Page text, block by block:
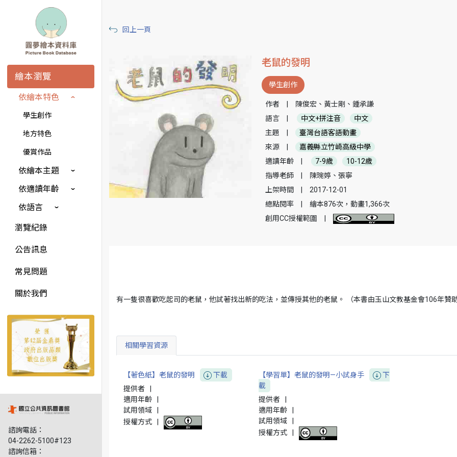
繪本瀏覽
依繪本特色
學生創作
地方特色
優賞作品
依繪本主題
依適讀年齡
依語言
瀏覽紀錄
公告訊息
常見問題
關於我們
諮詢電話：
04-2262-5100#123
諮詢信箱：
回上一頁
老鼠的發明
學生創作
作者
陳俊宏、黃士剛、鍾承謙
語言
中文+拼注音
中文
主題
臺灣台語客語動畫
來源
嘉義縣立竹崎高級中學
適讀年齡
7-9歲
10-12歲
指導老師
陳琬婷、張寧
上架時間
2017-12-01
總點閱率
繪本876次，動畫1,366次
創用CC授權範圍
有一隻很喜歡吃起司的老鼠，他試著找出新的吃法，並傳授其他的老鼠。 （本書由玉山文教基金會106年贊
相關學習資源
【著色紙】老鼠的發明
下載
提供者
適用年齡
試用領域
授權方式
【學習單】老鼠的發明—小試身手
下
載
提供者
適用年齡
試用領域
授權方式